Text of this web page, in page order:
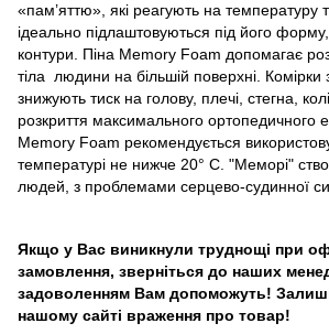
«пам’яттю», які реагують на температуру
ідеально підлаштовуються під його
контури. Піна Memory Foam допомагає
тіла людини на більшій поверхні. Комірки
знижують тиск на голову, плечі, стегна,
розкриття максимального ортопедичного
Memory Foam рекомендується
температурі не нижче 20° С. "Меморі"
людей, з проблемами серцево-судинної
Якщо у Вас виникнули труднощі при
замовлення, зверніться до наших
задоволенням Вам допоможуть!
нашому сайті враження про товар!